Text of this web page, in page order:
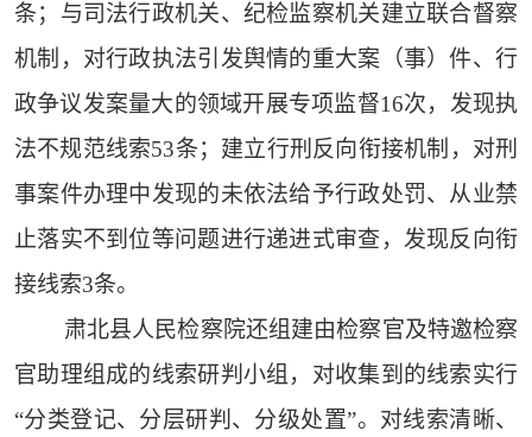
条；与司法行政机关、纪检监察机关建立联合督察
机制，对行政执法引发舆情的重大案（事）件、行
政争议发案量大的领域开展专项监督16次，发现执
法不规范线索53条；建立行刑反向衔接机制，对刑
事案件办理中发现的未依法给予行政处罚、从业禁
止落实不到位等问题进行递进式审查，发现反向衔
接线索3条。
肃北县人民检察院还组建由检察官及特邀检察
官助理组成的线索研判小组，对收集到的线索实行
“分类登记、分层研判、分级处置”。对线索清晰、